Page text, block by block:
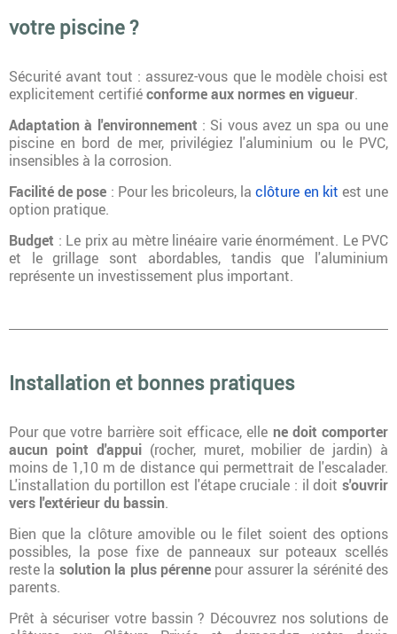
votre piscine ?
Sécurité avant tout : assurez-vous que le modèle choisi est
explicitement certifiéconforme aux normes en vigueur.
Adaptation à l'environnement : Si vous avez un spa ou une
piscine en bord de mer, privilégiez l'aluminium ou le PVC,
insensibles à la corrosion.
Facilité de pose : Pour les bricoleurs, laclôture en kit est une
option pratique.
Budget : Le prix au mètre linéaire varie énormément. Le PVC
et le grillage sont abordables, tandis que l'aluminium
représente un investissement plus important.
Installation et bonnes pratiques
Pour que votre barrière soit efficace, elle ne doit comporter
aucun point d'appui(rocher, muret, mobilier de jardin) à
moins de 1,10 m de distance qui permettrait de l'escalader.
L'installation du portillon est l'étape cruciale : il doit s'ouvrir
vers l'extérieur du bassin.
Bien que la clôture amovible ou le filet soient des options
possibles, la pose fixe de panneaux sur poteaux scellés
reste la solution la plus pérenne pour assurer la sérénité des
parents.
Prêt à sécuriser votre bassin ? Découvrez nos solutions de